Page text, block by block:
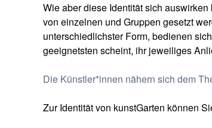
Wie aber diese Identität sich
von einzelnen und Gruppen gesetzt
unterschiedlichster Form, bedienen
geeignetsten scheint, ihr jeweiliges
Die Künstler*innen nähern sich dem
Zur Identität von kunstGarten können